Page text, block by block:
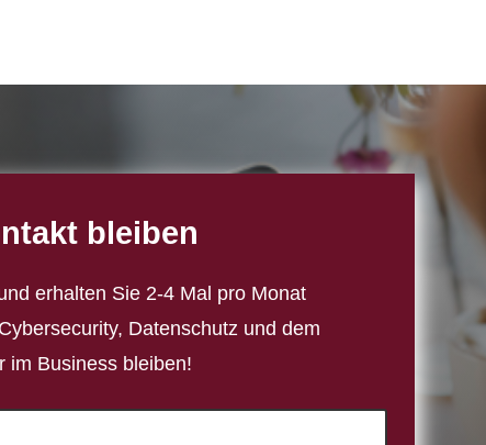
bleiben
erhalten Sie 2-4 Mal pro Monat
Datenschutz und dem
im Business bleiben!